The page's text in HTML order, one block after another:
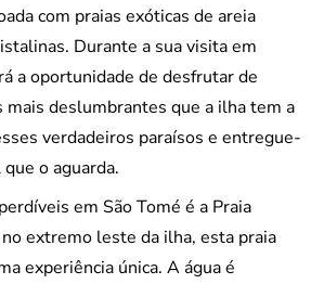
com praias exóticas de areia
Durante a sua visita em
a oportunidade de desfrutar de
mais deslumbrantes que a ilha tem a
verdadeiros paraísos e entregue-
o aguarda.
em São Tomé é a Praia
no extremo leste da ilha, esta praia
experiência única. A água é